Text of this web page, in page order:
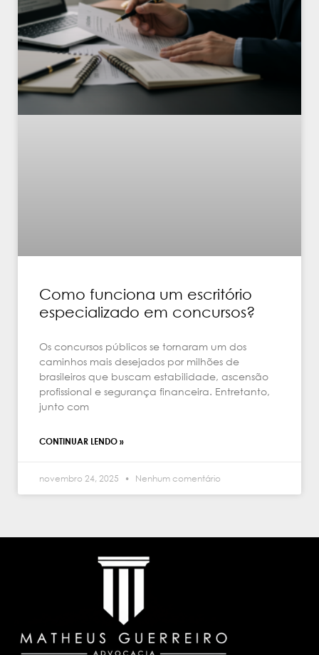
Como funciona um escritório
especializado em concursos?
Os concursos públicos se tornaram um dos
caminhos mais desejados por milhões de
brasileiros que buscam estabilidade, ascensão
profissional e segurança financeira. Entretanto,
junto com
CONTINUAR LENDO »
novembro 24, 2025 Nenhum comentário